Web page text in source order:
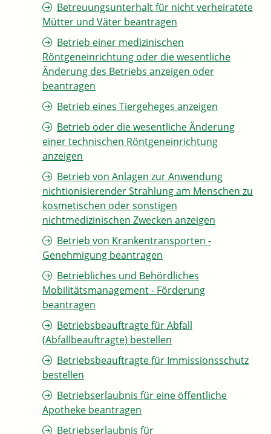
Betreuungsunterhalt für nicht verheiratete
Mütter und Väter beantragen
Betrieb einer medizinischen
Röntgeneinrichtung oder die wesentliche
Änderung des Betriebs anzeigen oder
beantragen
Betrieb eines Tiergeheges anzeigen
Betrieb oder die wesentliche Änderung
einer technischen Röntgeneinrichtung
anzeigen
Betrieb von Anlagen zur Anwendung
nichtionisierender Strahlung am Menschen zu
kosmetischen oder sonstigen
nichtmedizinischen Zwecken anzeigen
Betrieb von Krankentransporten -
Genehmigung beantragen
Betriebliches und Behördliches
Mobilitätsmanagement - Förderung
beantragen
Betriebsbeauftragte für Abfall
(Abfallbeauftragte) bestellen
Betriebsbeauftragte für Immissionsschutz
bestellen
Betriebserlaubnis für eine öffentliche
Apotheke beantragen
Betriebserlaubnis für